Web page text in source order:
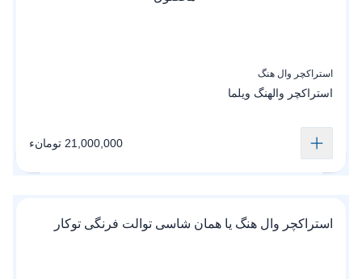
استراکچر وال هنگ
استراکچر والهنگ ویلما
21,000,000 تومانء
استراکچر وال هنگ یا همان شاسی توالت فرنگی توکار